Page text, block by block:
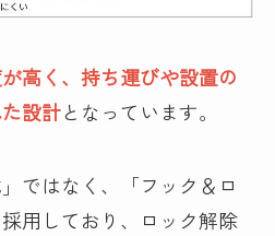
高く、持ち運びや設置の
設計となっています。
ではなく、「フック＆ロ
用しており、ロック解除